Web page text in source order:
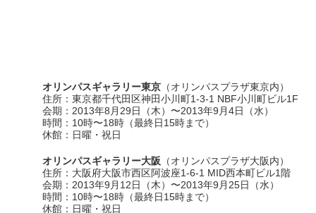
オリンパスギャラリー東京（オリンパスプラザ東京内）
住所：東京都千代田区神田小川町1-3-1 NBF小川町ビル1F
会期：2013年8月29日（木）〜2013年9月4日（水）
時間：10時〜18時（最終日15時まで）
休館：日曜・祝日
オリンパスギャラリー大阪 （オリンパスプラザ大阪内）
住所：大阪府大阪市西区阿波座1-6-1 MID西本町ビル1階
会期：2013年9月12日（木）〜2013年9月25日（水）
時間：10時〜18時（最終日15時まで）
休館：日曜・祝日